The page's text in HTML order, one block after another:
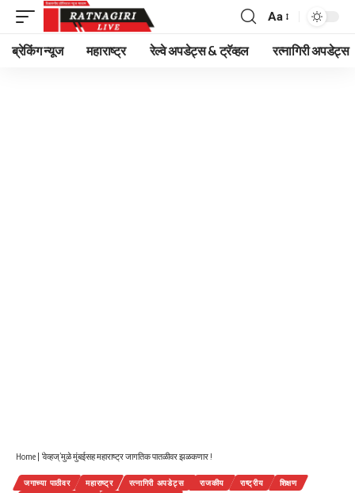
Font
Resizer
Aa
ब्रेकिंग न्यूज महाराष्ट्र रेल्वे अपडेट्स & ट्रॅव्हल रत्नागिरी अपडेट्स
Home | ‘वेव्हज्’मुळे मुंबईसह महाराष्ट्र जागतिक पातळीवर झळकणार !
जगाच्या पाठीवर महाराष्ट्र रत्नागिरी अपडेट्स राजकीय राष्ट्रीय
शिक्षण